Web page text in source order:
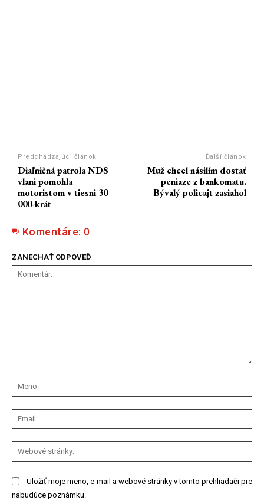
Predchádzajúci článok
Diaľničná patrola NDS
vlani pomohla
motoristom v tiesni 30
000-krát
Ďalší článok
Muž chcel násilím dostať
peniaze z bankomatu.
Bývalý policajt zasiahol
Komentáre: 0
ZANECHAŤ ODPOVEĎ
Uložiť moje meno, e-mail a webové stránky v tomto prehliadači pre
nabudúce poznámku.